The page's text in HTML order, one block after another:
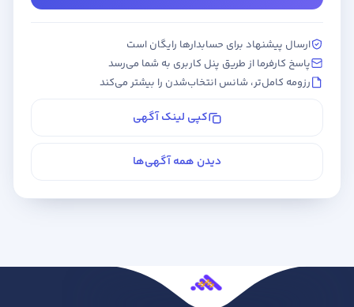
ارسال پیشنهاد برای حسابدارها رایگان است
پاسخ کارفرما از طریق پنل کاربری به شما می‌رسد
رزومه کامل‌تر، شانس انتخاب‌شدن را بیشتر می‌کند
کپی لینک آگهی
دیدن همه آگهی‌ها